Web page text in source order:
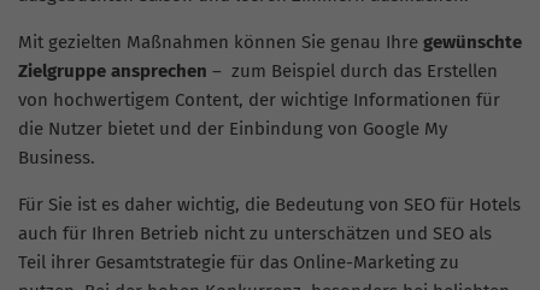
Mit gezielten Maßnahmen können Sie genau Ihre gewünschte
Zielgruppe ansprechen – zum Beispiel durch das Erstellen
von hochwertigem Content, der wichtige Informationen für
die Nutzer bietet und der Einbindung von Google My
Business.
Für Sie ist es daher wichtig, die Bedeutung von SEO für Hotels
auch für Ihren Betrieb nicht zu unterschätzen und SEO als
Teil ihrer Gesamtstrategie für das Online-Marketing zu